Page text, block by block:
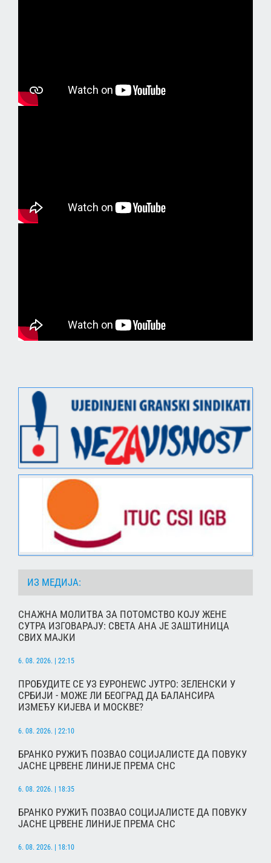
ИЗ МЕДИЈА:
СНАЖНА МОЛИТВА ЗА ПОТОМСТВО КОЈУ ЖЕНЕ
СУТРА ИЗГОВАРАЈУ: СВЕТА АНА ЈЕ ЗАШТИНИЦА
СВИХ МАЈКИ
6. 08. 2026. | 22:15
ПРОБУДИТЕ СЕ УЗ ЕУРОНЕWС ЈУТРО: ЗЕЛЕНСКИ У
СРБИЈИ - МОЖЕ ЛИ БЕОГРАД ДА БАЛАНСИРА
ИЗМЕЂУ КИЈЕВА И МОСКВЕ?
6. 08. 2026. | 22:10
БРАНКО РУЖИЋ ПОЗВАО СОЦИЈАЛИСТЕ ДА ПОВУКУ
ЈАСНЕ ЦРВЕНЕ ЛИНИЈЕ ПРЕМА СНС
6. 08. 2026. | 18:35
БРАНКО РУЖИЋ ПОЗВАО СОЦИЈАЛИСТЕ ДА ПОВУКУ
ЈАСНЕ ЦРВЕНЕ ЛИНИЈЕ ПРЕМА СНС
6. 08. 2026. | 18:10